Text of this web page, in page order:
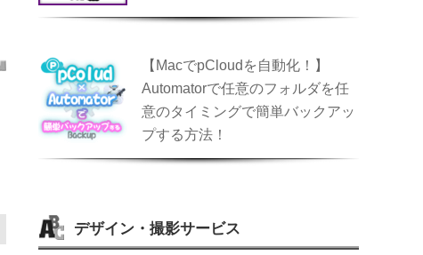
【MacでpCloudを自動化！】
Automatorで任意のフォルダを任
意のタイミングで簡単バックアッ
プする方法！
デザイン・撮影サービス